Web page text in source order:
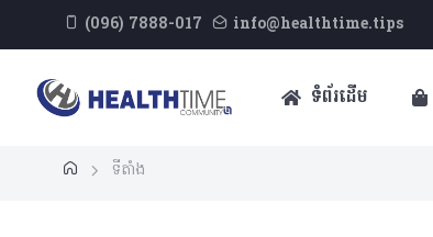
(096) 7888-017 info@healthtime.tips
ទំព័រដើម
ទីតាំង